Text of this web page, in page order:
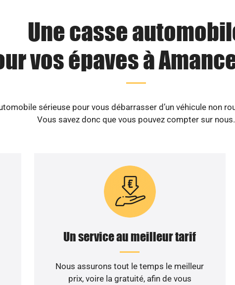
Une casse
vos épaves à
sérieuse pour vous débarrasser d’un véhicule non
Vous savez donc que vous pouvez compter sur nous.
Un service au meilleur tarif
Nous assurons tout le temps le meilleur
prix, voire la gratuité, afin de vous